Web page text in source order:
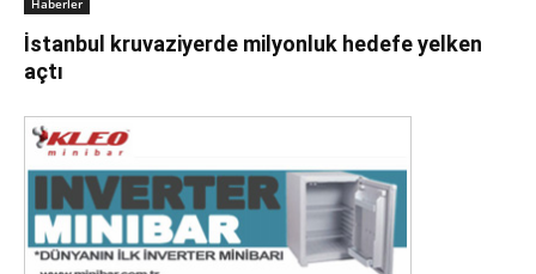
Haberler
İstanbul kruvaziyerde milyonluk hedefe yelken
açtı